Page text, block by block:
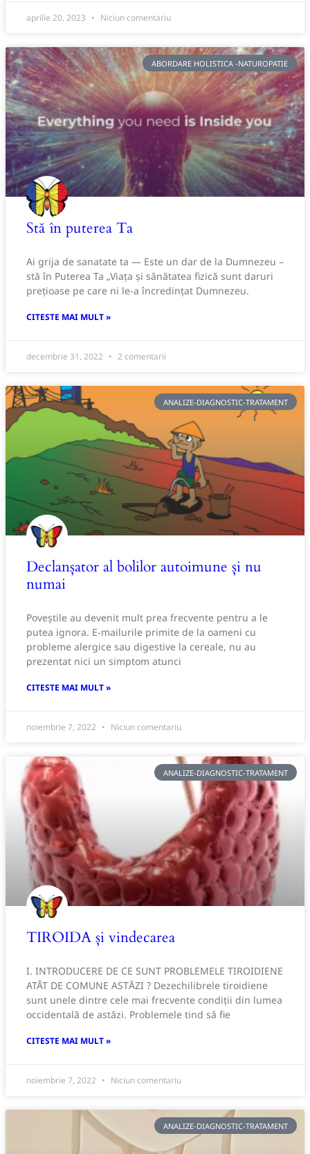
aprilie 20, 2023 Niciun comentariu
ABORDARE HOLISTICA -NATUROPATIE
Stă în puterea Ta
Ai grija de sanatate ta — Este un dar de la Dumnezeu –
stă în Puterea Ta „Viața și sănătatea fizică sunt daruri
prețioase pe care ni le-a încredințat Dumnezeu.
CITESTE MAI MULT »
decembrie 31, 2022 2 comentarii
ANALIZE-DIAGNOSTIC-TRATAMENT
Declanșator al bolilor autoimune și nu
numai
Poveștile au devenit mult prea frecvente pentru a le
putea ignora. E-mailurile primite de la oameni cu
probleme alergice sau digestive la cereale, nu au
prezentat nici un simptom atunci
CITESTE MAI MULT »
noiembrie 7, 2022 Niciun comentariu
ANALIZE-DIAGNOSTIC-TRATAMENT
TIROIDA și vindecarea
I. INTRODUCERE DE CE SUNT PROBLEMELE TIROIDIENE
ATÂT DE COMUNE ASTĂZI ? Dezechilibrele tiroidiene
sunt unele dintre cele mai frecvente condiții din lumea
occidentală de astăzi. Problemele tind să fie
CITESTE MAI MULT »
noiembrie 7, 2022 Niciun comentariu
ANALIZE-DIAGNOSTIC-TRATAMENT